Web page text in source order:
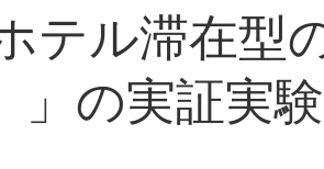
テル滞在型
」の実証実